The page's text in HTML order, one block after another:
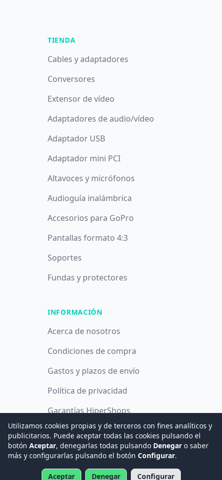
TIENDA
Cables y adaptadores
Conversores
Extensor de vídeo
Adaptadores de audio/vídeo
Adaptador USB
Adaptador mini PCI
Altavoces y micrófonos
Audioguía inalámbrica
Accesorios para GoPro
Pantallas formato 4:3
Soportes
Fundas y protectores
INFORMACIÓN
Acerca de nosotros
Condiciones de compra
Gastos y plazos de envío
Política de privacidad
Garantías HiperShops
Política de cookies
© 2008 -2026Hogar Digital e Inmótica Ingenieros, S.L.
Utilizamos cookies propias y de terceros con fines analíticos y
publicitarios. Puede aceptar todas las cookies pulsando el
botón Aceptar, denegarlas todas pulsando Denegar o saber
más y configurarlas pulsando el botón Configurar.
Aceptar Denegar Configurar